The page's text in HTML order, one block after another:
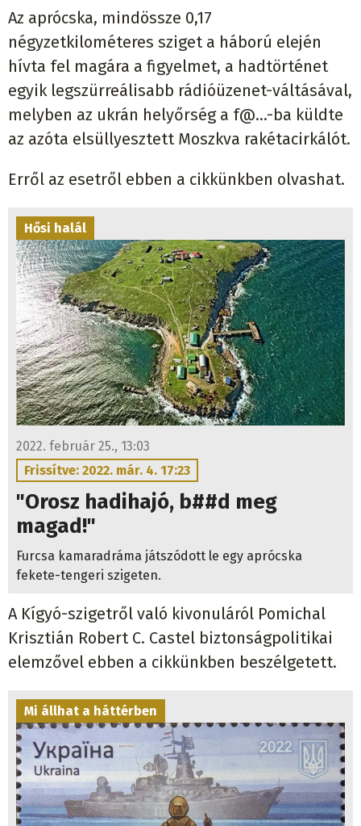
Az aprócska, mindössze 0,17
négyzetkilométeres sziget a háború elején
hívta fel magára a figyelmet, a hadtörténet
egyik legszürreálisabb rádióüzenet-váltásával,
melyben az ukrán helyőrség a f@...-ba küldte
az azóta elsüllyesztett Moszkva rakétacirkálót.
Erről az esetről ebben a cikkünkben olvashat.
Hősi halál
2022. február 25., 13:03
Frissítve: 2022. már. 4. 17:23
"Orosz hadihajó, b##d meg
magad!"
Furcsa kamaradráma játszódott le egy aprócska
fekete-tengeri szigeten.
A Kígyó-szigetről való kivonuláról Pomichal
Krisztián Robert C. Castel biztonságpolitikai
elemzővel ebben a cikkünkben beszélgetett.
Mi állhat a háttérben